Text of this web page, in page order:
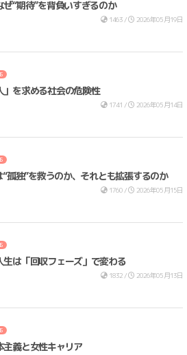
ぜ“期待”を背負いすぎるのか
1463 / 2026年05月19日
」を求める社会の危険性
1741 / 2026年05月14日
“孤独”を救うのか、それとも拡張するのか
1760 / 2026年05月15日
生は「回収フェーズ」で変わる
1832 / 2026年05月13日
主義と女性キャリア